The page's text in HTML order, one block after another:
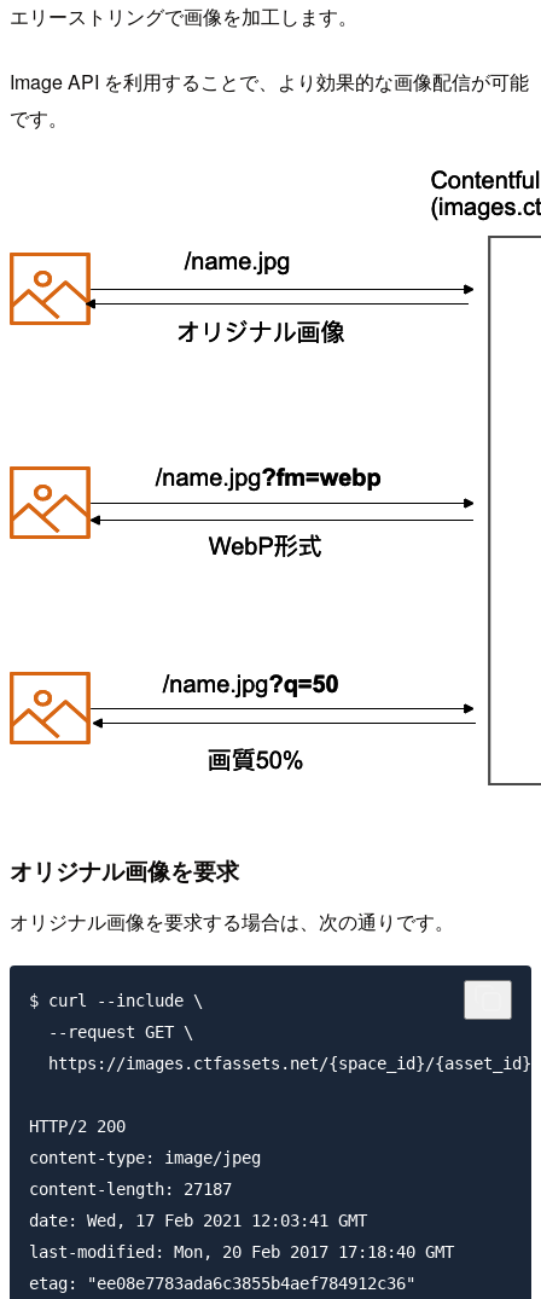
エリーストリングで画像を加工します。
Image API を利用することで、より効果的な画像配信が可能
です。
オリジナル画像を要求
オリジナル画像を要求する場合は、次の通りです。
$ curl --include \
  --request GET \
https://images.ctfassets.net/{space_id}/
HTTP/2 200
content-type: image/jpeg
content-length: 27187
date: Wed, 17 Feb 2021 12:03:41 GMT
last-modified: Mon, 20 Feb 2017 17:18:40 GMT
etag: "ee08e7783ada6c3855b4aef784912c36"